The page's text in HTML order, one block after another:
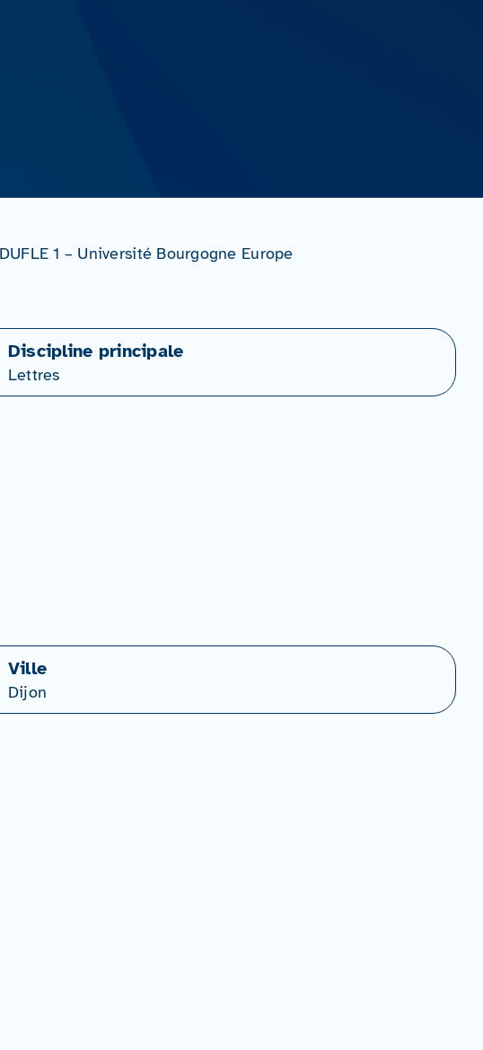
1 – Université Bourgogne Europe
Discipline principale
Lettres
Ville
Dijon